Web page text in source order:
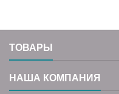
ТОВАРЫ
НАША КОМПАНИЯ